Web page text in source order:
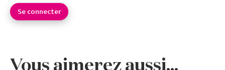
Se connecter
Vous aimerez aussi...